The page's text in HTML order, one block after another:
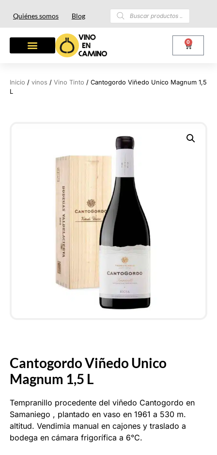
Quiénes somos Blog
0
Inicio / vinos / Vino Tinto / Cantogordo Viñedo Unico Magnum 1,5
L
Cantogordo Viñedo Unico
Magnum 1,5 L
Tempranillo procedente del viñedo Cantogordo en
Samaniego , plantado en vaso en 1961 a 530 m.
altitud. Vendimia manual en cajones y traslado a
bodega en cámara frigorífica a 6°C.